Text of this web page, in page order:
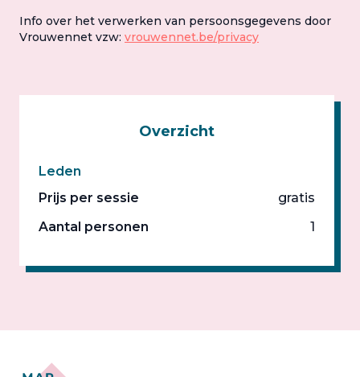
Info over het verwerken van persoonsgegevens door
Vrouwennet vzw: vrouwennet.be/privacy
Overzicht
Leden
Prijs per sessie
gratis
Aantal personen
1